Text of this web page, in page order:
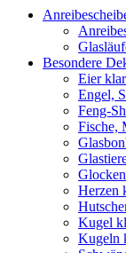
Besondere
Eier
Engel,
Feng-
Fische,
Herzen
Kugel
Kugeln